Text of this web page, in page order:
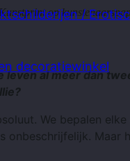
/
decoratiewinkel
op
leven al meer dan
We bepalen
onbeschrijfelijk. Maar